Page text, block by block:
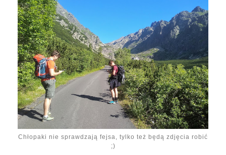
Chłopaki nie sprawdzają fejsa, tylko też będą zdjęcia robić
;)